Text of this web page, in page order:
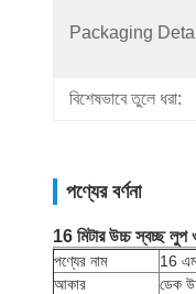
Packaging
বিশেষভাবে তুলে ধরা:
পণ্যের বর্ণনা
16 মিটার উচ্চ স্বচ্ছ লুপ
পণ্যের নাম
16 এম
আকার
ডেক